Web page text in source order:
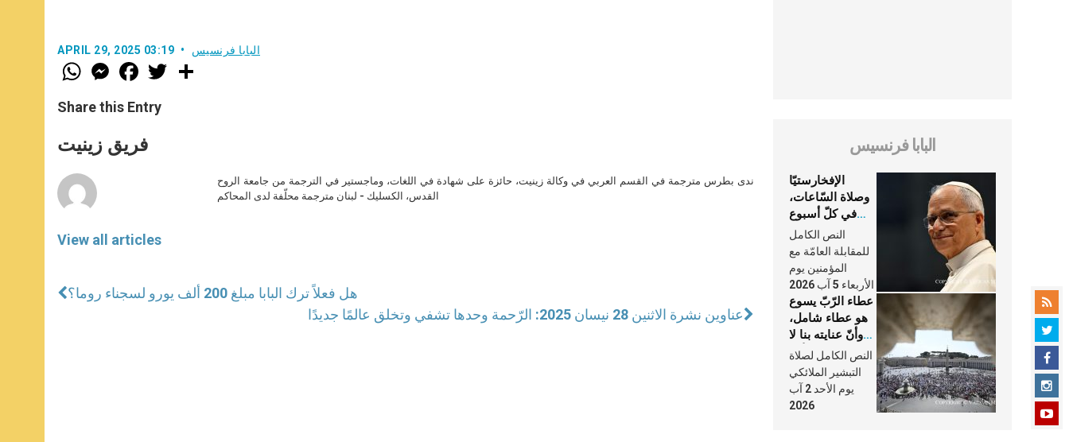
APRIL 29, 2025 03:19 البابا فرنسيس
W
h
t
s
p
p
M
e
s
e
g
e
F
a
e
b
o
k
w
Share this Entry
فريق زينيت
View all articles
ندى بطرس مترجمة في القسم العربي في وكالة زينيت، حائزة على شهادة في اللغات، وماجستير في الترجمة من جامعة الروح
القدس، الكسليك - لبنان مترجمة محلّفة لدى المحاكم
هل فعلاً ترك البابا مبلغ 200 ألف يورو لسجناء روما؟
عناوين نشرة الاثنين 28 نيسان 2025: الرّحمة وحدها تشفي وتخلق عالمًا جديدًا
البابا فرنسيس
الإفخارستيّا
وصلاة السّاعات،
في كلّ أسبوع
وكلّ يوم، هما
النَّفَس في حياة
الكنيسة
النص الكامل
للمقابلة العامّة مع
المؤمنين يوم
الأربعاء 5 آب 2026
عطاء الرّبّ يسوع
هو عطاء شامل،
وأنّ عنايته بنا لا
تغيب عنّا أبدًا
النص الكامل لصلاة
التبشير الملائكي
يوم الأحد 2 آب
2026